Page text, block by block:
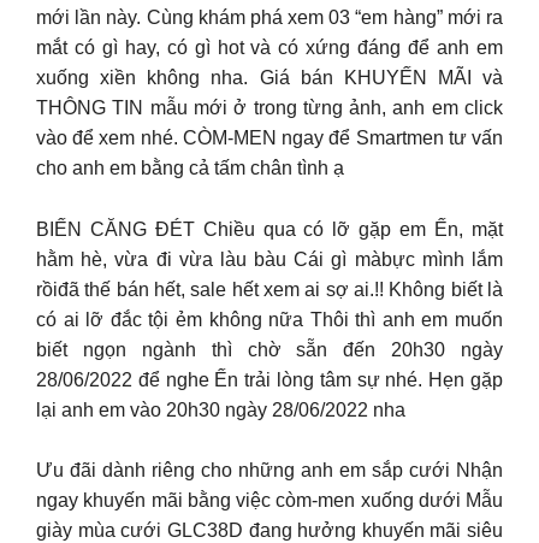
mới lần này. Cùng khám phá xem 03 “em hàng” mới ra
mắt có gì hay, có gì hot và có xứng đáng để anh em
xuống xiền không nha. Giá bán KHUYẾN MÃI và
THÔNG TIN mẫu mới ở trong từng ảnh, anh em click
vào để xem nhé. CÒM-MEN ngay để Smartmen tư vấn
cho anh em bằng cả tấm chân tình ạ
BIẾN CĂNG ĐÉT Chiều qua có lỡ gặp em Ến, mặt
hằm hè, vừa đi vừa làu bàu Cái gì màbực mình lắm
rồiđã thế bán hết, sale hết xem ai sợ ai.!! Không biết là
có ai lỡ đắc tội ẻm không nữa Thôi thì anh em muốn
biết ngọn ngành thì chờ sẵn đến 20h30 ngày
28/06/2022 để nghe Ến trải lòng tâm sự nhé. Hẹn gặp
lại anh em vào 20h30 ngày 28/06/2022 nha
Ưu đãi dành riêng cho những anh em sắp cưới Nhận
ngay khuyến mãi bằng việc còm-men xuống dưới Mẫu
giày mùa cưới GLC38D đang hưởng khuyến mãi siêu